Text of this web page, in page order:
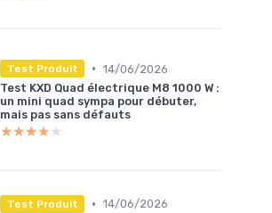
Test Produit • 14/06/2026
Test KXD Quad électrique M8 1000 W :
un mini quad sympa pour débuter,
mais pas sans défauts
★★★★★
★★★★★
Test Produit • 14/06/2026